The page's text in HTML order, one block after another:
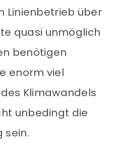
Linienbetrieb über
quasi unmöglich
benötigen
enorm viel
Klimawandels
unbedingt die
sein.